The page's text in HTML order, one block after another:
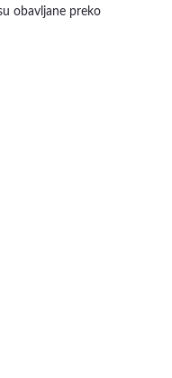
obavljane preko